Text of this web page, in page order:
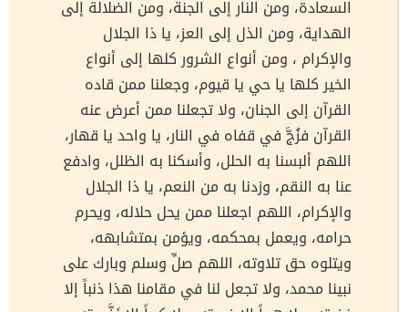
السعادة، ومن النار إلى الجنة، ومن الضلالة إلى
الهداية، ومن الذل إلى العز، يا ذا الجلال
والإكرام ، ومن أنواع الشرور كلها إلى أنواع
الخير كلها يا حي يا قيوم، وجعلنا ممن قاده
القرآن إلى الجنان، ولا تجعلنا ممن أعرض عنه
القرآن فزُجَّ في قفاه في النار، يا واحد يا قهار،
اللهم ألبسنا به الحلل، وأسكنا به الظلل، وادفع
عنا به النقم، وزدنا به من النعم، يا ذا الجلال
والإكرام، اللهم اجعلنا ممن يحل حلاله، ويحرم
حرامه، ويعمل بمحكمه، ويؤمن بمتشابهه،
ويتلوه حق تلاوته، اللهم صلِّ وسلم وبارك على
نبينا محمد، ولا تجعل لنا في مقامنا هذا ذنباً إلا